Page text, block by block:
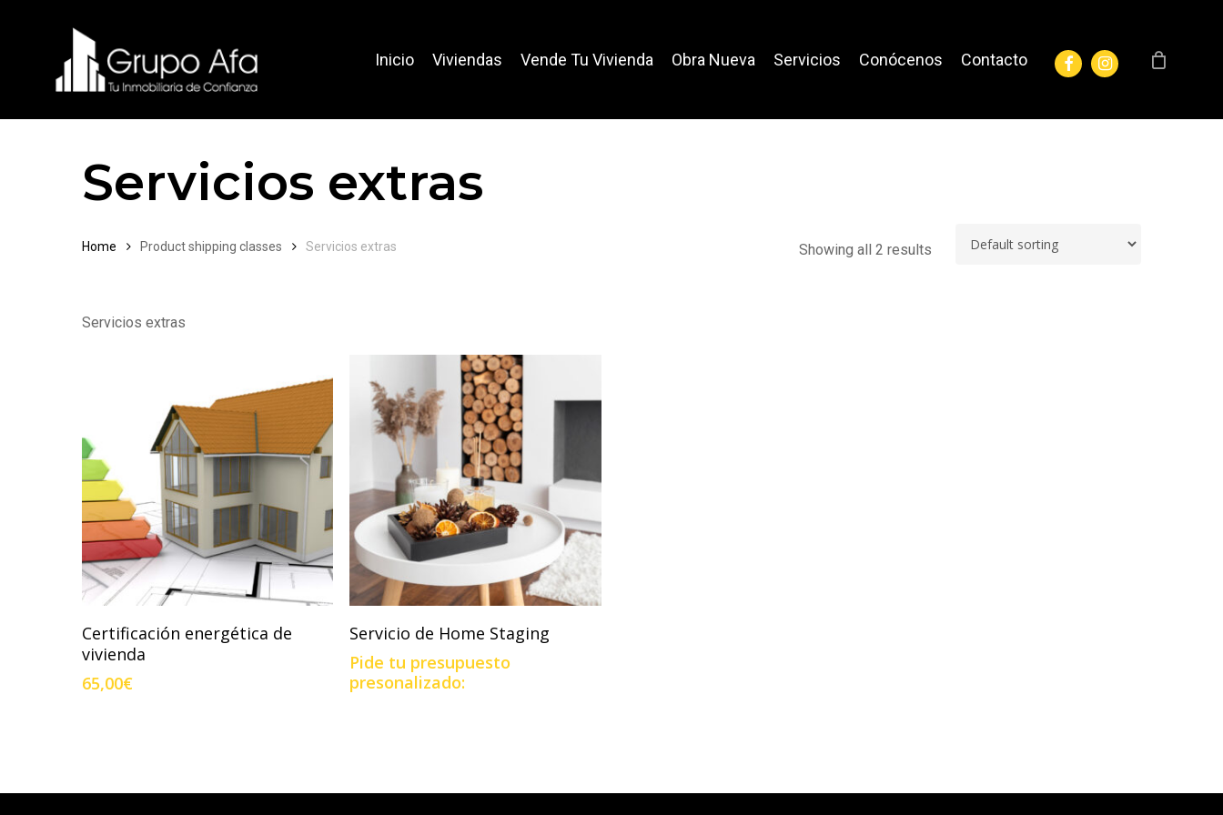
Inicio Viviendas Vende Tu Vivienda Obra Nueva Servicios Conócenos Contacto
facebookinstagram
Servicios extras
Showing all 2 results
Home Product shipping classes Servicios extras
Servicios extras
Add To Cart
Certificación energética de
vivienda
65,00€
Add To Cart
Servicio de Home Staging
Pide tu presupuesto
presonalizado: